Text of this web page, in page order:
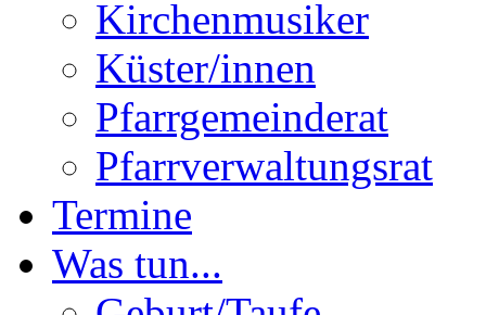
Kirchenmusiker
Küster/innen
Pfarrgemeinderat
Pfarrverwaltungsrat
Termine
Was tun...